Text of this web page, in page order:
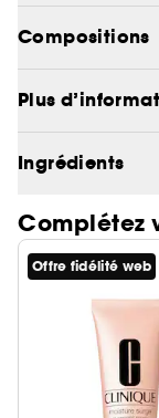
Soumis à des
Compositions
Plus
Ingrédients
Complétez
Offre fidélité web